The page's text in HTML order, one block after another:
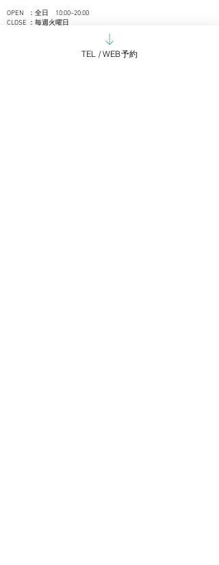
OPEN ：全日 10:00~20:00
CLOSE ：毎週火曜日
申し訳ありませんが、営業のお電話はお取次ぎできかねます。
御用の方はメールにてご連絡くださいませ。
TEL / WEB予約